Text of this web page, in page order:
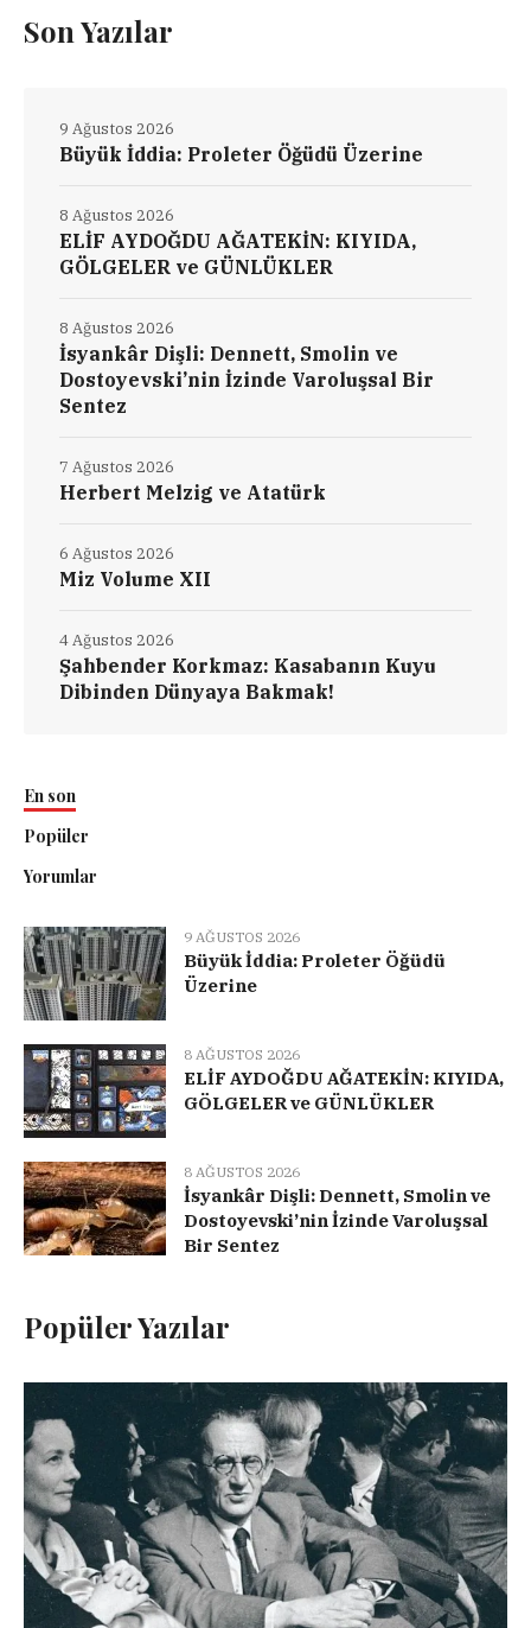
Son Yazılar
Büyük İddia: Proleter Öğüdü Üzerine
9 Ağustos 2026
ELİF AYDOĞDU AĞATEKİN: KIYIDA,
GÖLGELER ve GÜNLÜKLER
8 Ağustos 2026
İsyankâr Dişli: Dennett, Smolin ve
Dostoyevski’nin İzinde Varoluşsal Bir
Sentez
8 Ağustos 2026
Herbert Melzig ve Atatürk
7 Ağustos 2026
Miz Volume XII
6 Ağustos 2026
Şahbender Korkmaz: Kasabanın Kuyu
Dibinden Dünyaya Bakmak!
4 Ağustos 2026
En son
Popüler
Yorumlar
9 AĞUSTOS 2026
Büyük İddia: Proleter Öğüdü
Üzerine
8 AĞUSTOS 2026
ELİF AYDOĞDU AĞATEKİN: KIYIDA,
GÖLGELER ve GÜNLÜKLER
8 AĞUSTOS 2026
İsyankâr Dişli: Dennett, Smolin ve
Dostoyevski’nin İzinde Varoluşsal
Bir Sentez
Popüler Yazılar